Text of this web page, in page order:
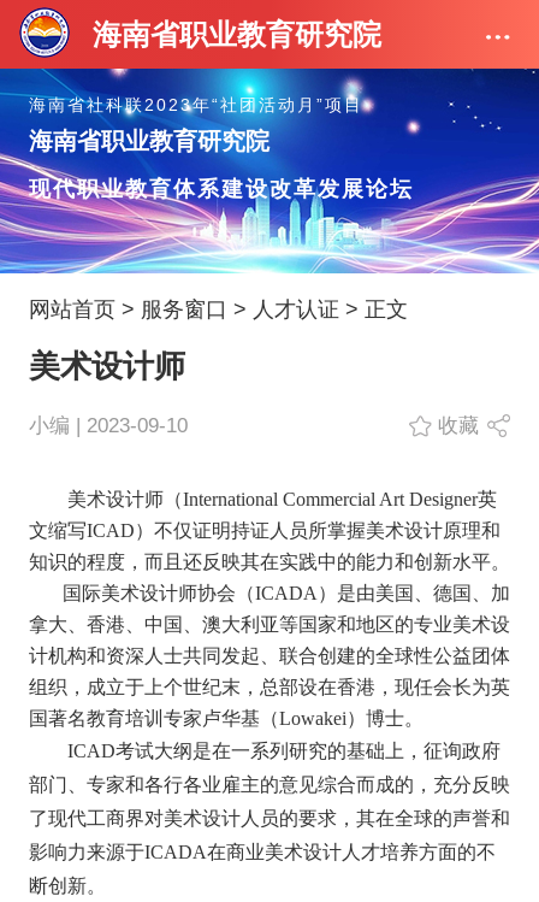
海南省职业教育研究院
海南省社科联2023年“社团活动月”项目
海南省职业教育研究院
现代职业教育体系建设改革发展论坛
网站首页 > 服务窗口 > 人才认证 > 正文
美术设计师
小编 | 2023-09-10 收藏
美术设计师（International Commercial Art Designer英
文缩写ICAD）不仅证明持证人员所掌握美术设计原理和
知识的程度，而且还反映其在实践中的能力和创新水平。
国际美术设计师协会（ICADA）是由美国、德国、加
拿大、香港、中国、澳大利亚等国家和地区的专业美术设
计机构和资深人士共同发起、联合创建的全球性公益团体
组织，成立于上个世纪末，总部设在香港，现任会长为英
国著名教育培训专家卢华基（Lowakei）博士。
ICAD考试大纲是在一系列研究的基础上，征询政府
部门、专家和各行各业雇主的意见综合而成的，充分反映
了现代工商界对美术设计人员的要求，其在全球的声誉和
影响力来源于ICADA在商业美术设计人才培养方面的不
断创新。